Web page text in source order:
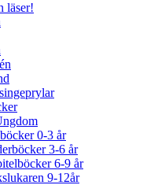
läser!
0-3 år
3-6 år
6-9 år
9-12år